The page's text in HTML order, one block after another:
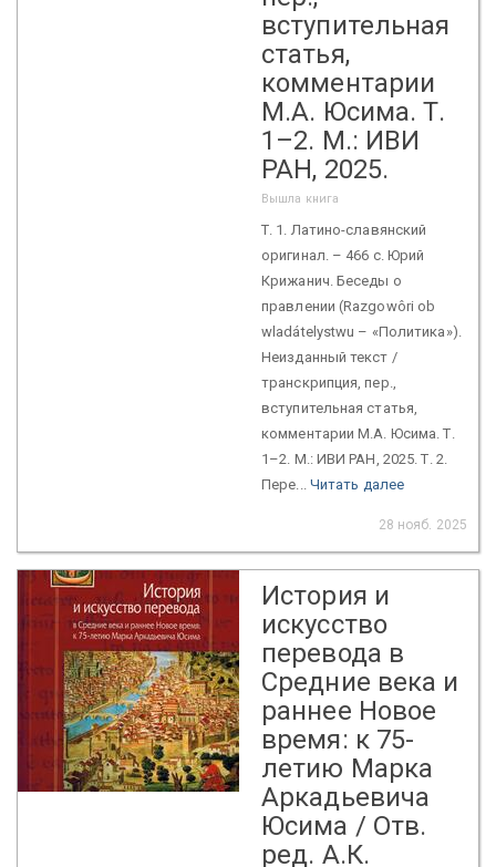
вступительная
статья,
комментарии
М.А. Юсима. Т.
1–2. М.: ИВИ
РАН, 2025.
Вышла книга
Т. 1. Латино-славянский
оригинал. – 466 с. Юрий
Крижанич. Беседы о
правлении (Razgowôri ob
wladátelystwu – «Политика»).
Неизданный текст /
транскрипция, пер.,
вступительная статья,
комментарии М.А. Юсима. Т.
1–2. М.: ИВИ РАН, 2025. Т. 2.
Пере... Читать далее
28 нояб. 2025
История и
искусство
перевода в
Средние века и
раннее Новое
время: к 75-
летию Марка
Аркадьевича
Юсима / Отв.
ред. А.К.